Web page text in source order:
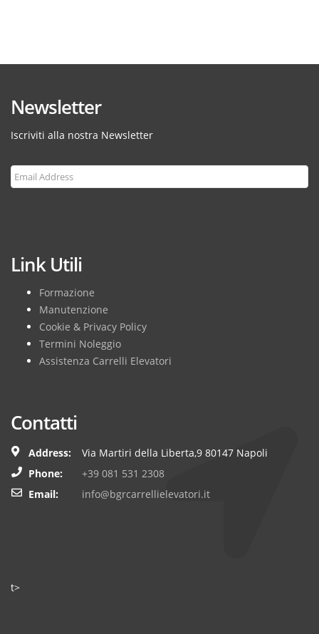
Newsletter
Iscriviti alla nostra Newsletter
Link Utili
Formazione
Manutenzione
Cookie & Privacy Policy
Termini Noleggio
Assistenza Carrelli Elevatori
Contatti
Address:
Via Martiri della Liberta,9 80147 Napoli
Phone:
+39 081 531 2308
Email:
info@bgrcarrellielevatori.it
t>